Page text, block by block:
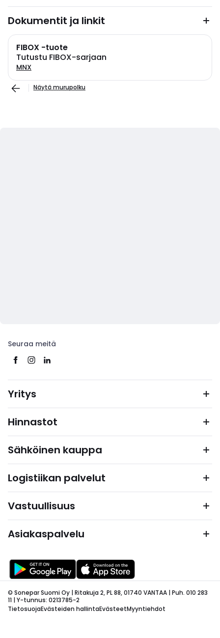
Dokumentit ja linkit
FIBOX -tuote
Tutustu FIBOX-sarjaan
MNX
Näytä murupolku
Seuraa meitä
Yritys
Hinnastot
Sähköinen kauppa
Logistiikan palvelut
Vastuullisuus
Asiakaspalvelu
© Sonepar Suomi Oy | Ritakuja 2, PL 88, 01740 VANTAA | Puh. 010 283
11 | Y-tunnus: 0213785-2
TietosuojaEvästeiden hallintaEvästeetMyyntiehdot